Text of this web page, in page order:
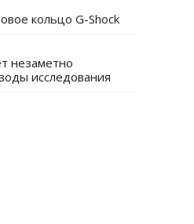
кольцо G-Shock
незаметно
исследования